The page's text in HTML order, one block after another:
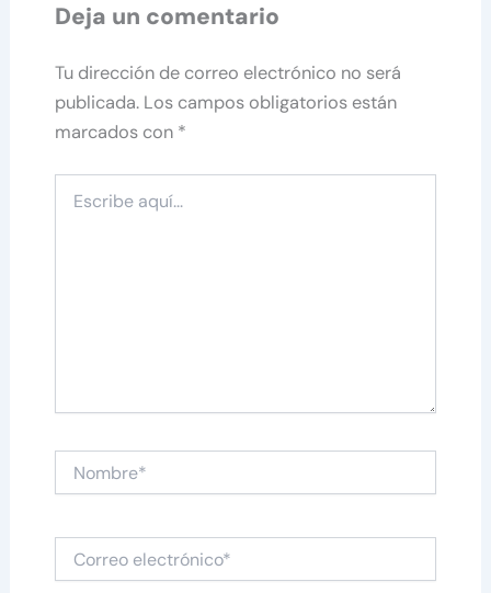
Deja un comentario
Tu dirección de correo electrónico no será
publicada. Los campos obligatorios están
marcados con *
aquí...
electrónico*